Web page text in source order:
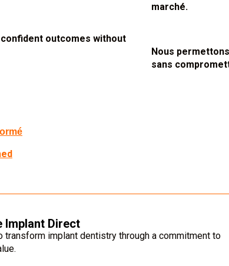
outcomes without
marché.
Nous
sans
Implant Direct
transform implant dentistry through a commitment to